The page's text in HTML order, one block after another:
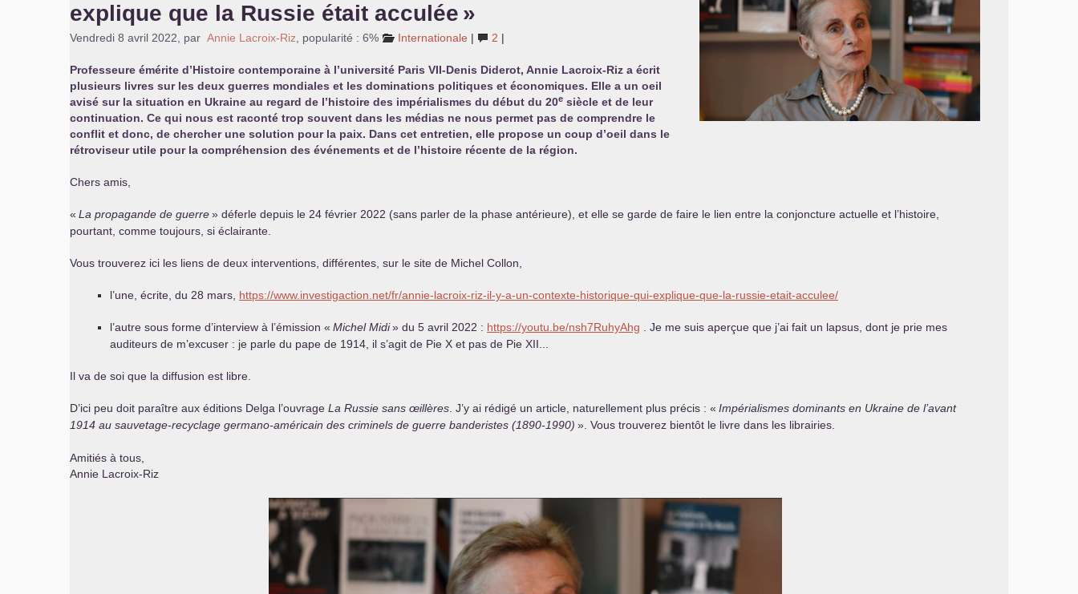
explique que la Russie était acculée »
Vendredi 8 avril 2022 par Annie Lacroix-Riz popularité : 6% Internationale | 2 |
Professeure émérite d’Histoire contemporaine à l’université Paris VII-Denis Diderot, Annie Lacroix-Riz a écrit
plusieurs livres sur les deux guerres mondiales et les dominations politiques et économiques. Elle a un oeil
avisé sur la situation en Ukraine au regard de l’histoire des impérialismes du début du 20e siècle et de leur
continuation. Ce qui nous est raconté trop souvent dans les médias ne nous permet pas de comprendre le
conflit et donc, de chercher une solution pour la paix. Dans cet entretien, elle propose un coup d’oeil dans le
rétroviseur utile pour la compréhension des événements et de l’histoire récente de la région.
Chers amis,
« La propagande de guerre» déferle depuis le 24 février 2022 (sans parler de la phase antérieure), et elle se garde de faire le lien entre la conjoncture actuelle et l’histoire,
pourtant, comme toujours, si éclairante.
Vous trouverez ici les liens de deux interventions, différentes, sur le site de Michel Collon,
l’une, écrite, du 28 mars, https://www.investigaction.net/fr/annie-lacroix-riz-il-y-a-un-contexte-historique-qui-explique-que-la-russie-etait-acculee/
l’autre sous forme d’interview à l’émission « Michel Midi» du 5 avril 2022 : https://youtu.be/nsh7RuhyAhg . Je me suis aperçue que j’ai fait un lapsus, dont je prie mes
auditeurs de m’excuser : je parle du pape de 1914, il s’agit de Pie X et pas de Pie XII
Il va de soi que la diffusion est libre.
D’ici peu doit paraître aux éditions Delga l’ouvrage La Russie sans œillères . J’y ai rédigé un article, naturellement plus précis : « Impérialismes dominants en Ukraine de l’avant
1914 au sauvetage-recyclage germano-américain des criminels de guerre banderistes (1890-1990) ». Vous trouverez bientôt le livre dans les librairies.
Amitiés à tous,
Annie Lacroix-Riz